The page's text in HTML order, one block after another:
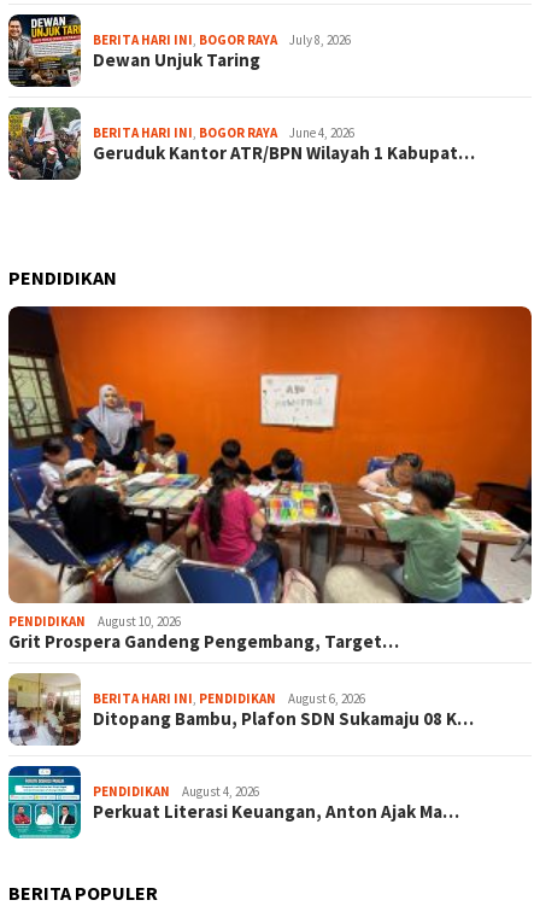
BERITA HARI INI, BOGOR RAYA July 8, 2026
Dewan Unjuk Taring
BERITA HARI INI, BOGOR RAYA June 4, 2026
Geruduk Kantor ATR/BPN Wilayah 1 Kabupat…
PENDIDIKAN
PENDIDIKAN August 10, 2026
Grit Prospera Gandeng Pengembang, Target…
BERITA HARI INI, PENDIDIKAN August 6, 2026
Ditopang Bambu, Plafon SDN Sukamaju 08 K…
PENDIDIKAN August 4, 2026
Perkuat Literasi Keuangan, Anton Ajak Ma…
BERITA POPULER